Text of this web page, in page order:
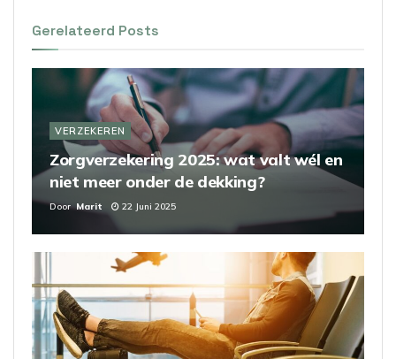
Gerelateerd Posts
VERZEKEREN
Zorgverzekering 2025: wat valt wél en
niet meer onder de dekking?
Door Marit 22 Juni 2025